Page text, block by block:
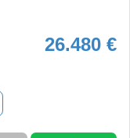
26.480 €